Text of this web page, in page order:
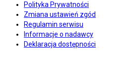
Polityka Prywatności
Zmiana ustawień zgód
Regulamin serwisu
Informacje o nadawcy
Deklaracja dostępności